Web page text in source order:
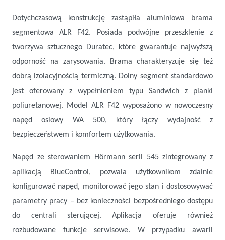
Dotychczasową konstrukcję zastąpiła aluminiowa brama
segmentowa ALR F42. Posiada podwójne przeszklenie z
tworzywa sztucznego Duratec, które gwarantuje najwyższą
odporność na zarysowania. Brama charakteryzuje się też
dobrą izolacyjnością termiczną. Dolny segment standardowo
jest oferowany z wypełnieniem typu Sandwich z pianki
poliuretanowej. Model ALR F42 wyposażono w nowoczesny
napęd osiowy WA 500, który łączy wydajność z
bezpieczeństwem i komfortem użytkowania.
Napęd ze sterowaniem Hörmann serii 545 zintegrowany z
aplikacją BlueControl, pozwala użytkownikom zdalnie
konfigurować napęd, monitorować jego stan i dostosowywać
parametry pracy – bez konieczności bezpośredniego dostępu
do centrali sterującej. Aplikacja oferuje również
rozbudowane funkcje serwisowe. W przypadku awarii